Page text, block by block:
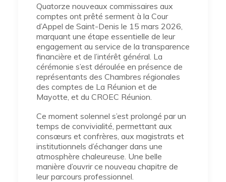
Quatorze nouveaux commissaires aux
comptes ont prêté serment à la Cour
d’Appel de Saint-Denis le 15 mars 2026,
marquant une étape essentielle de leur
engagement au service de la transparence
financière et de l’intérêt général. La
cérémonie s’est déroulée en présence de
représentants des Chambres régionales
des comptes de La Réunion et de
Mayotte, et du CROEC Réunion.
Ce moment solennel s’est prolongé par un
temps de convivialité, permettant aux
consœurs et confrères, aux magistrats et
institutionnels d’échanger dans une
atmosphère chaleureuse. Une belle
manière d’ouvrir ce nouveau chapitre de
leur parcours professionnel.